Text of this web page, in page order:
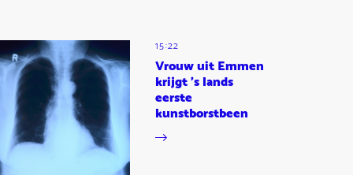
15:22
Vrouw uit Emmen
krijgt 's lands
eerste
kunstborstbeen